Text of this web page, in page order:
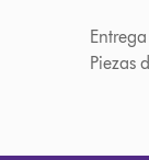
Piezas